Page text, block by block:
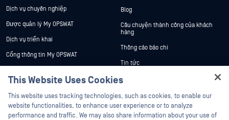
Dịch vụ chuyên nghiệp
Được quản lý My OPSWAT
Dịch vụ triển khai
Cổng thông tin My OPSWAT
Đào tạo
Chương trình Xử lý Lỗ hổng Bảo mật
Đối tác
Blog
Câu chuyện thành công của khách
hàng
Thông cáo báo chí
Tin tức
Sự kiện
Hội thảo trên trực tuyến
Datasheets
This Website Uses Cookies
This website uses tracking technologies, such as cookies, to enable our
website functionalities, to enhance user experience or to analyze
performance and traffic. We may also share information about your use of
Hey there!
I'm Ozzy, your OPSWAT virtual assistant.
How can I help you secure what's critical